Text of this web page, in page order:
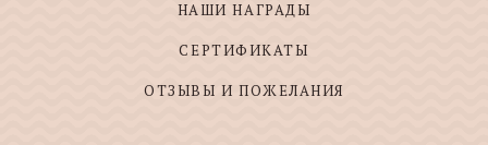
НАШИ НАГРАДЫ
СЕРТИФИКАТЫ
ОТЗЫВЫ И ПОЖЕЛАНИЯ